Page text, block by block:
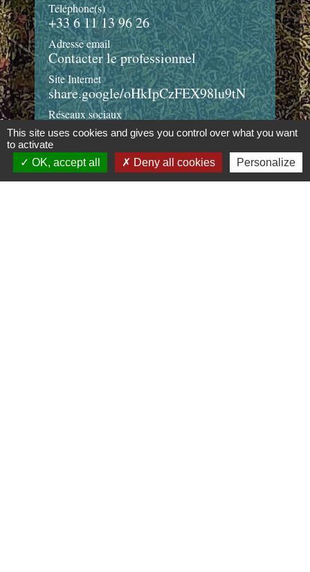
Téléphone(s)
+33 6 11 13 96 26
Adresse email
Contacter le professionnel
Site Internet
share.google/oHkIpCzFEX98lu9tN
Réseaux sociaux
-
This site uses cookies and gives you control over what you want
to activate
OK, accept all
Deny all cookies Personalize